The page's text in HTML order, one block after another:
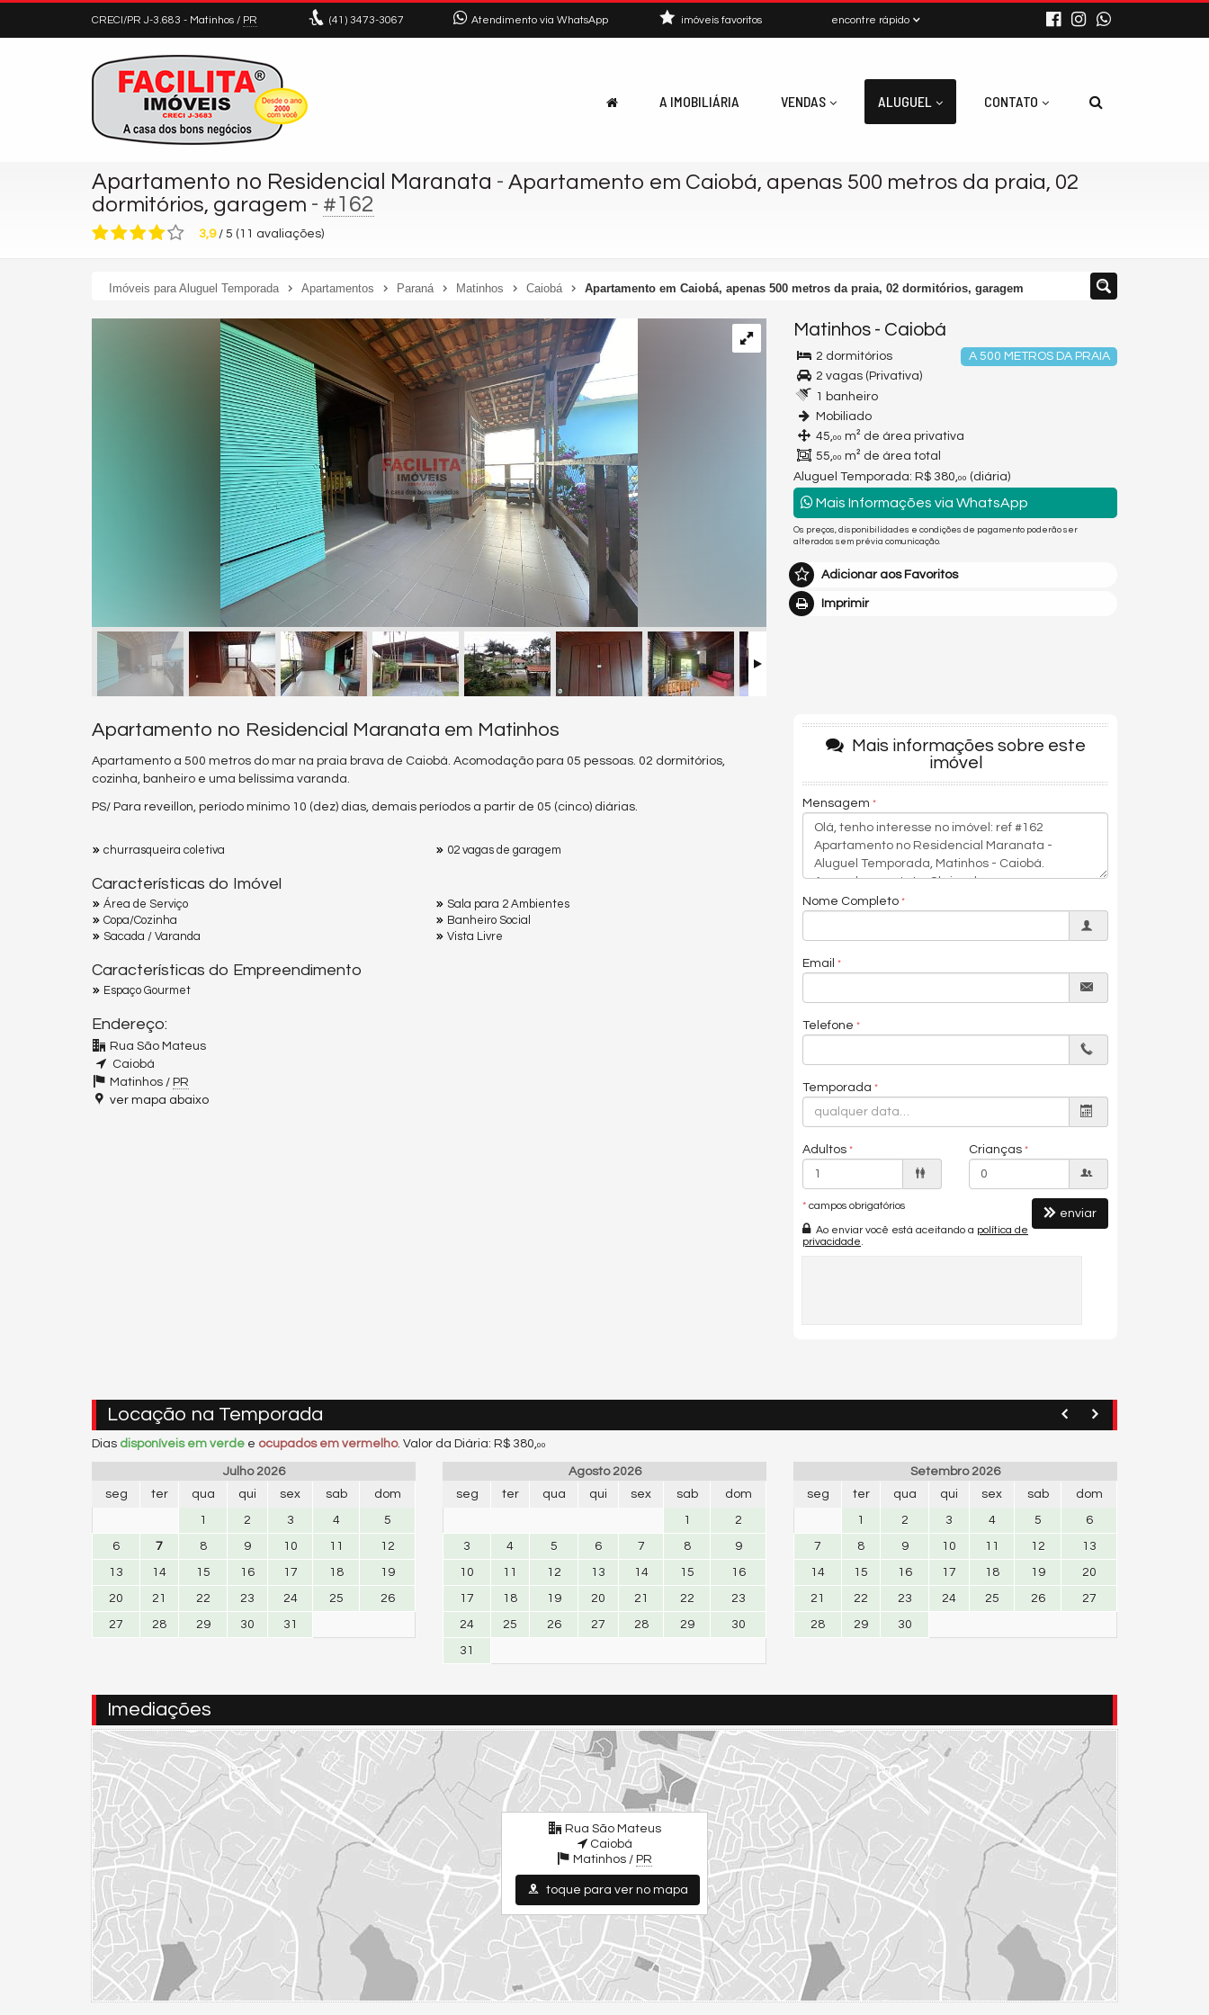
CRECI/PR J-3.683 - Matinhos / PR (41) 3473-3067 Atendimento via WhatsApp encontre rápido
imóveis favoritos
A IMOBILIÁRIA VENDAS ALUGUEL CONTATO
Apartamento no Residencial Maranata - Apartamento em Caiobá, apenas 500 metros da praia, 02
dormitórios, garagem - #162
3,9/ 5 ( 11 avaliações)
Imóveis para Aluguel Temporada Apartamentos Paraná Matinhos Caiobá Apartamento em Caiobá, apenas 500 metros da praia, 02 dormitórios, garagem
Matinhos - Caiobá
A 500 METROS DA PRAIA
2 dormitórios
2 vagas (Privativa)
1 banheiro
Mobiliado
45,00 m² de área privativa
55,00 m² de área total
Aluguel Temporada: R$ 380,00 (diária)
Mais Informações via WhatsApp
Os preços, disponibilidades e condições de pagamento poderão ser
alterados sem prévia comunicação.
Adicionar aos Favoritos
Imprimir
Apartamento no Residencial Maranata em Matinhos
Apartamento a 500 metros do mar na praia brava de Caiobá. Acomodação para 05 pessoas. 02 dormitórios,
cozinha, banheiro e uma belíssima varanda.
PS/ Para reveillon, período mínimo 10 (dez) dias, demais períodos a partir de 05 (cinco) diárias.
churrasqueira coletiva 02 vagas de garagem
Características do Imóvel
Área de Serviço
Copa/Cozinha
Sacada / Varanda
Sala para 2 Ambientes
Banheiro Social
Vista Livre
Características do Empreendimento
Espaço Gourmet
Endereço:
Rua São Mateus
Caiobá
Matinhos / PR
ver mapa abaixo
Mais informações sobre este
imóvel
Mensagem
Nome Completo
Email
Telefone
Temporada
Adultos Crianças
* campos obrigatórios
Ao enviar você está aceitando a política de
privacidade
enviar
Locação na Temporada
Dias disponíveis em verde e ocupados em vermelho. Valor da Diária: R$ 380,00
Julho 2026
seg
ter qua qui sex sab dom
1 2 3 4 5
6 7 8 9 10 11 12
13 14 15 16 17 18 19
20 21 22 23 24 25 26
27 28 29 30 31
Agosto 2026
seg
ter qua qui sex sab dom
1 2
3 4 5 6 7 8 9
10 11 12 13 14 15 16
17 18 19 20 21 22 23
24 25 26 27 28 29 30
31
Setembro 2026
seg
ter qua qui sex sab dom
1 2 3 4 5 6
7 8 9 10 11 12 13
14 15 16 17 18 19 20
21 22 23 24 25 26 27
28 29 30
Imediações
Rua São Mateus
Caiobá
Matinhos / PR
toque para ver no mapa